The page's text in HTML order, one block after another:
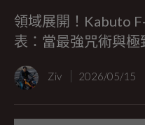
領域展開！Kabuto
表：當最強咒術與
Ziv 2026/05/15